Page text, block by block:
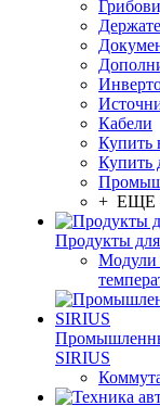
Кабели
Купить
Купить
+ ЕЩЕ
Продукты
Модули
SIRIUS